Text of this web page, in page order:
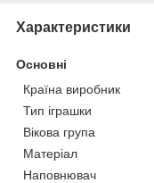
Характеристики
Основні
Країна виробник
Тип іграшки
Вікова група
Матеріал
Наповнювач